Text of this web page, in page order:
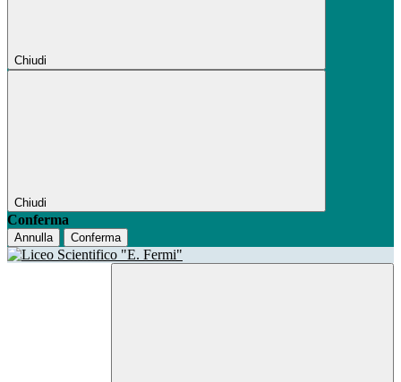
Chiudi
Chiudi
Conferma
Annulla Conferma